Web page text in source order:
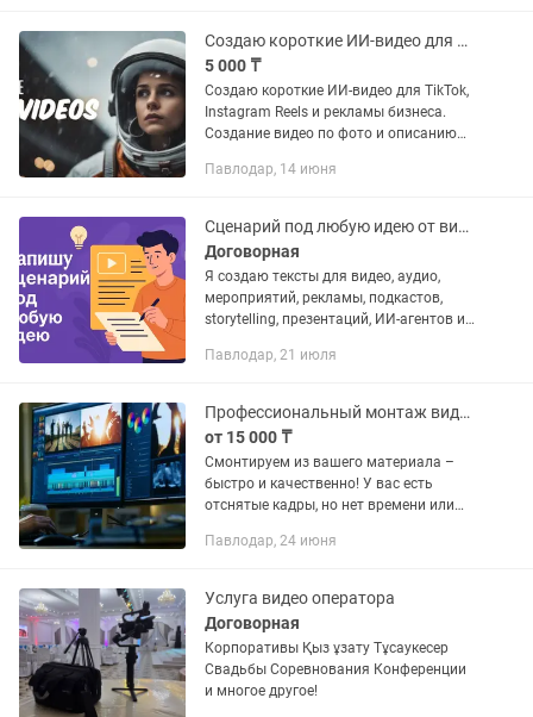
торжества....
Создаю короткие ИИ-видео для TikTok, Instagram Reels и рекламы бизнеса.
5 000 ₸
Создаю короткие ИИ-видео для TikTok,
Instagram Reels и рекламы бизнеса.
Создание видео по фото и описанию
Короткие динамичные видео для
Павлодар, 14 июня
Сценарий под любую идею от видео и рекламы до подкастов и мероприятий
Договорная
Я создаю тексты для видео, аудио,
мероприятий, рекламы, подкастов,
storytelling, презентаций, ИИ-агентов и
удержать внимание, вызвать эмоцию и
Павлодар, 21 июля
Профессиональный монтаж видео
от 15 000 ₸
Смонтируем из вашего материала –
быстро и качественно! У вас есть
отснятые кадры, но нет времени или
ролик? Мы поможем! ✅ Соберем
Павлодар, 24 июня
Услуга видео оператора
Договорная
Корпоративы Қыз ұзату Тұсаукесер
Свадьбы Соревнования Конференции
и многое другое!